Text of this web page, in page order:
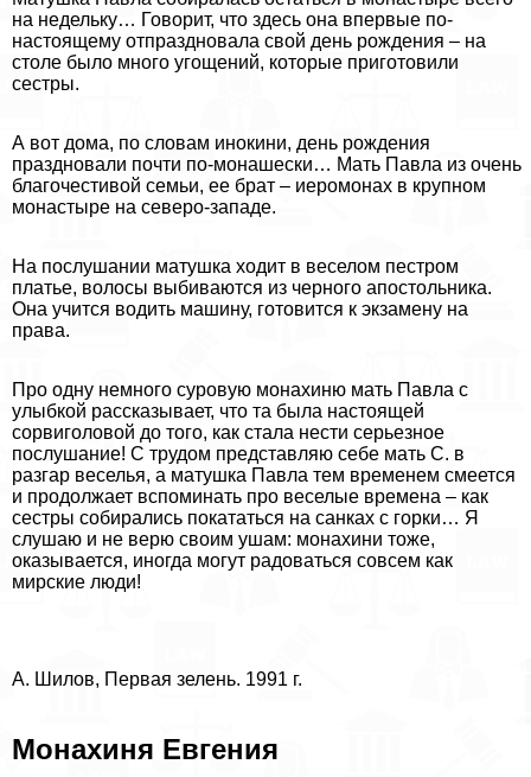
на недельку… Говорит, что здесь она впервые по-
настоящему отпраздновала свой день рождения – на
столе было много угощений, которые приготовили
сестры.
А вот дома, по словам инокини, день рождения
праздновали почти по-монашески… Мать Павла из очень
благочестивой семьи, ее брат – иеромонах в крупном
монастыре на северо-западе.
На послушании матушка ходит в веселом пестром
платье, волосы выбиваются из черного апостольника.
Она учится водить машину, готовится к экзамену на
права.
Про одну немного суровую монахиню мать Павла с
улыбкой рассказывает, что та была настоящей
сорвиголовой до того, как стала нести серьезное
послушание! С трудом представляю себе мать С. в
разгар веселья, а матушка Павла тем временем смеется
и продолжает вспоминать про веселые времена – как
сестры собирались покататься на санках с горки… Я
слушаю и не верю своим ушам: монахини тоже,
оказывается, иногда могут радоваться совсем как
мирские люди!
А. Шилов, Первая зелень. 1991 г.
Монахиня Евгения